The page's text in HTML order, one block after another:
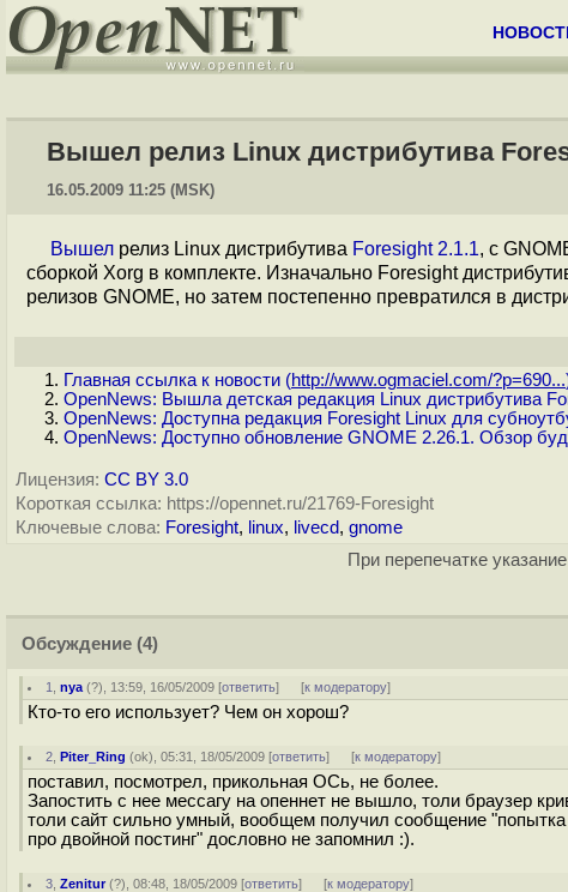
Вышел релиз Linux дистрибутива
16.05.2009 11:25 (MSK)
Вышел релиз Linux дистрибутива Foresight 2.1.1, с
сборкой Xorg в комплекте. Изначально Foresight
релизов GNOME, но затем постепенно превратился в
Главная ссылка к новости (http://www.ogmaciel.com/?p=690...
OpenNews: Вышла детская редакция Linux дистрибутива
OpenNews: Доступна редакция Foresight Linux для
OpenNews: Доступно обновление GNOME 2.26.1. Обзор
Лицензия: CC BY 3.0
Короткая ссылка: https://opennet.ru/21769-Foresight
Ключевые слова: Foresight, linux, livecd, gnome
При перепечатке
Обсуждение (4)
1 ,nya (?), 13:59, 16/05/2009 [ответить] [к модератору]
Кто-то его использует? Чем он хорош?
2 ,Piter_Ring (ok), 05:31, 18/05/2009 [ответить] [к модератору]
поставил, посмотрел, прикольная ОСь, не более.
Запостить с нее мессагу на опеннет не вышло, толи браузер
толи сайт сильно умный, вообщем получил сообщение
про двойной постинг" дословно не запомнил :).
3 ,Zenitur(?), 08:48, 18/05/2009 [ответить] [к модератору]